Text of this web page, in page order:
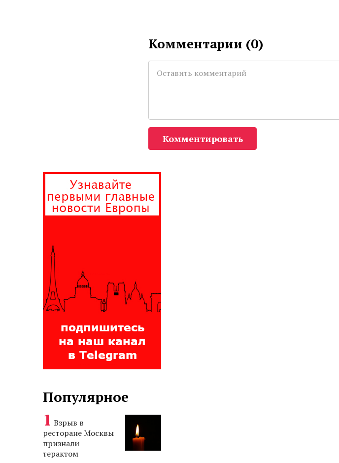
Комментарии (0)
Комментировать
Популярное
Взрыв в
ресторане Москвы
признали
терактом